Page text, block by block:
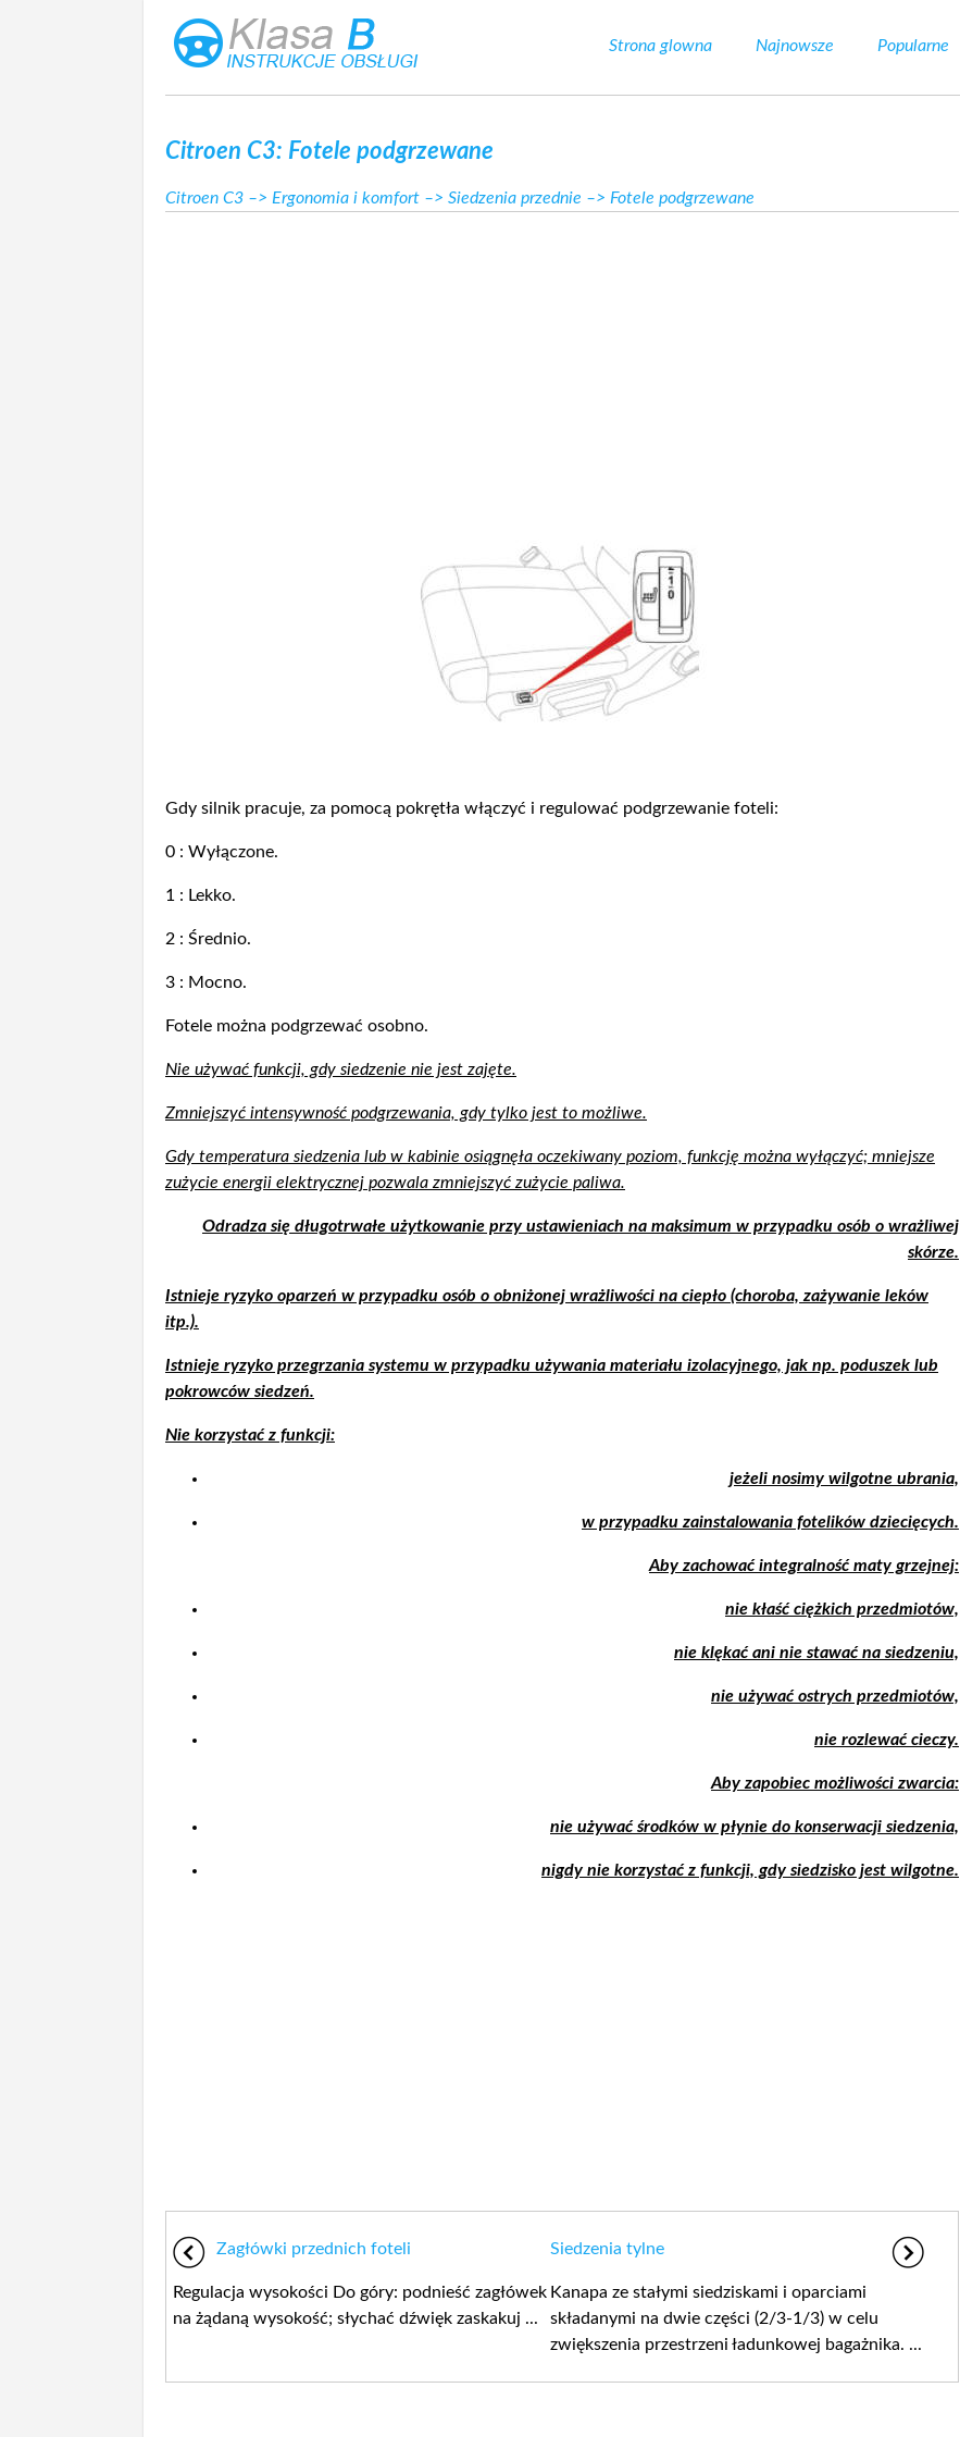
Strona glowna Najnowsze Popularne
Citroen C3: Fotele podgrzewane
Citroen C3 –> Ergonomia i komfort –> Siedzenia przednie –> Fotele podgrzewane
Gdy silnik pracuje, za pomocą pokrętła włączyć i regulować podgrzewanie foteli:
0 : Wyłączone.
1 : Lekko.
2 : Średnio.
3 : Mocno.
Fotele można podgrzewać osobno.
Nie używać funkcji, gdy siedzenie nie jest zajęte.
Zmniejszyć intensywność podgrzewania, gdy tylko jest to możliwe.
Gdy temperatura siedzenia lub w kabinie osiągnęła oczekiwany poziom, funkcję można wyłączyć; mniejsze
zużycie energii elektrycznej pozwala zmniejszyć zużycie paliwa.
Odradza się długotrwałe użytkowanie przy ustawieniach na maksimum w przypadku osób o wrażliwej
skórze.
Istnieje ryzyko oparzeń w przypadku osób o obniżonej wrażliwości na ciepło (choroba, zażywanie leków
itp.).
Istnieje ryzyko przegrzania systemu w przypadku używania materiału izolacyjnego, jak np. poduszek lub
pokrowców siedzeń.
Nie korzystać z funkcji:
jeżeli nosimy wilgotne ubrania,
w przypadku zainstalowania fotelików dziecięcych.
Aby zachować integralność maty grzejnej:
nie kłaść ciężkich przedmiotów,
nie klękać ani nie stawać na siedzeniu,
nie używać ostrych przedmiotów,
nie rozlewać cieczy.
Aby zapobiec możliwości zwarcia:
nie używać środków w płynie do konserwacji siedzenia,
nigdy nie korzystać z funkcji, gdy siedzisko jest wilgotne.
Zagłówki przednich foteli
Regulacja wysokości Do góry: podnieść zagłówek
na żądaną wysokość; słychać dźwięk zaskakuj ...
Siedzenia tylne
Kanapa ze stałymi siedziskami i oparciami
składanymi na dwie części (2/3-1/3) w celu
zwiększenia przestrzeni ładunkowej bagażnika. ...